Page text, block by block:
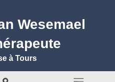
Wesemael
à Tours